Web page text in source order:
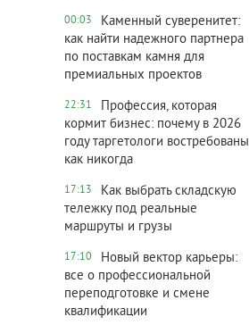
00:03
Каменный суверенитет:
как найти надежного партнера
по поставкам камня для
премиальных проектов
22:31
Профессия, которая
кормит бизнес: почему в 2026
году таргетологи востребованы
как никогда
17:13
Как выбрать складскую
тележку под реальные
маршруты и грузы
17:10
Новый вектор карьеры:
все о профессиональной
переподготовке и смене
квалификации